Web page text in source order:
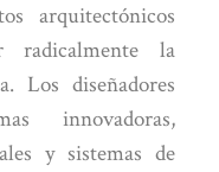
arquitectónicos
radicalmente la
Los diseñadores
innovadoras,
y sistemas de